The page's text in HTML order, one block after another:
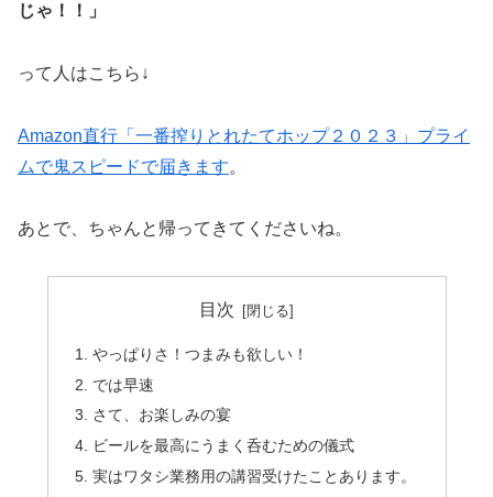
じゃ！！」
って人はこちら↓
Amazon直行「一番搾りとれたてホップ２０２３」プライ
ムで鬼スピードで届きます。
あとで、ちゃんと帰ってきてくださいね。
目次
やっぱりさ！つまみも欲しい！
では早速
さて、お楽しみの宴
ビールを最高にうまく呑むための儀式
実はワタシ業務用の講習受けたことあります。